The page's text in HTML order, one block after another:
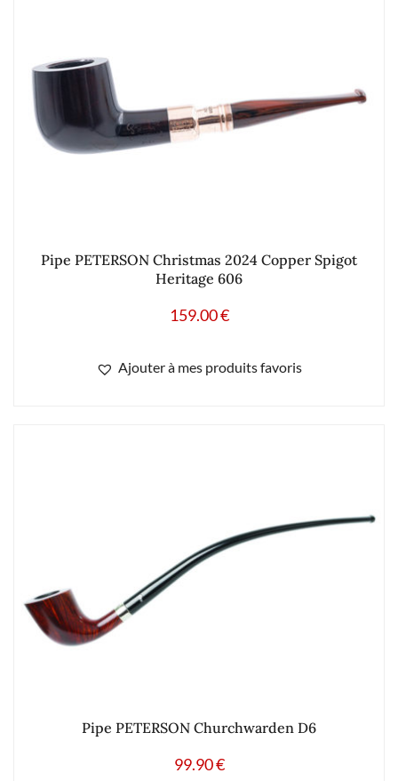
Pipe PETERSON Christmas 2024 Copper Spigot
Heritage 606
159.00€
Ajouter à mes produits favoris
Pipe PETERSON Churchwarden D6
99.90€